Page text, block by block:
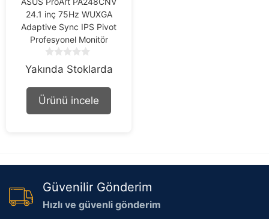
24.1 inç 75Hz WUXGA
Adaptive Sync IPS Pivot
Profesyonel Monitör
o
o
f
Yakında Stoklarda
Ürünü incele
Güvenilir Gönderim
Hızlı ve güvenli gönderim